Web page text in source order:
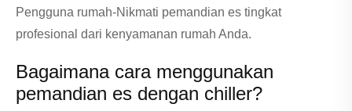
Pengguna rumah-Nikmati pemandian es tingkat
profesional dari kenyamanan rumah Anda.
Bagaimana cara menggunakan
pemandian es dengan chiller?